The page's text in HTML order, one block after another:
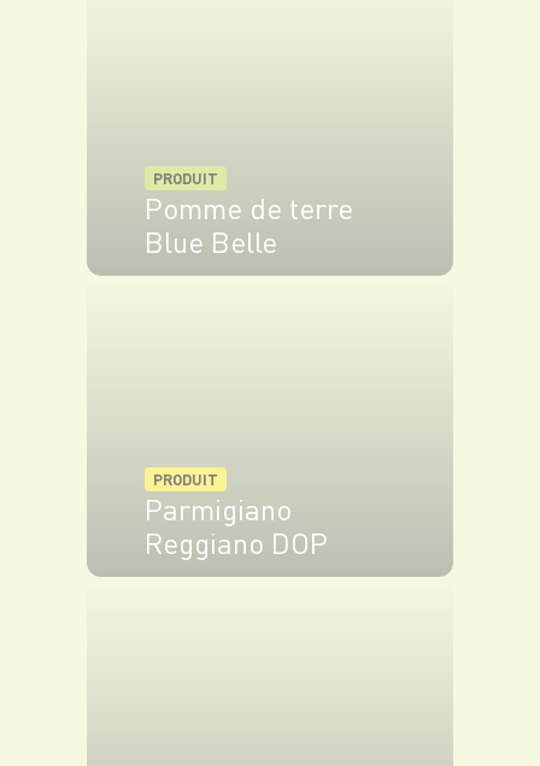
PRODUIT
Pomme de terre
Blue Belle
PRODUIT
Parmigiano
Reggiano DOP